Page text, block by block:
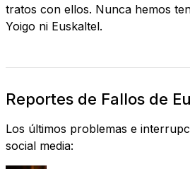
tratos con ellos. Nunca hemos
Yoigo ni Euskaltel.
Reportes de Fallos de
Los últimos problemas e
social media: